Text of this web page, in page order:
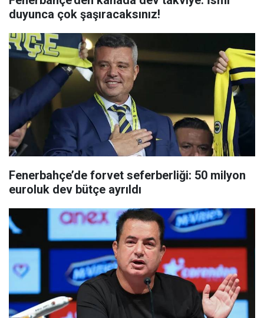
duyunca çok şaşıracaksınız!
Fenerbahçe’de forvet seferberliği: 50 milyon
euroluk dev bütçe ayrıldı